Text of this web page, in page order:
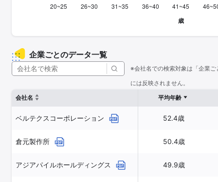
企業ごとのデータ一覧
※会社名での検索対象は「企業
には反映されません。
会社名
平均年齢
ベルテクスコーポレーション 52.4歳
倉元製作所 50.4歳
アジアパイルホールディングス 49.9歳